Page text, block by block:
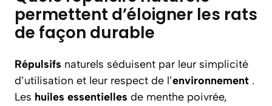
permettent d’éloigner les rats
de façon durable
Répulsifs naturels séduisent par leur simplicité
d’utilisation et leur respect de l’environnement .
Les huiles essentielles de menthe poivrée,